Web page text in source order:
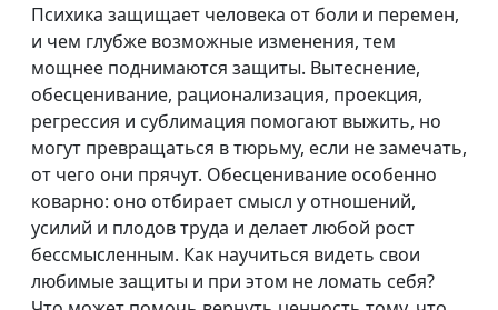
терапевт
Что такое настоящая
близость
Юлия Синицына,
Ирина Полищук,
психолог, телесно-
ориентированный
терапевт
Почему мы боимся быть
слабыми
Мария Мараханова,
Иван Соклаков,
клинический
Психика защищает человека от боли и перемен,
и чем глубже возможные изменения, тем
мощнее поднимаются защиты. Вытеснение,
обесценивание, рационализация, проекция,
регрессия и сублимация помогают выжить, но
могут превращаться в тюрьму, если не замечать,
от чего они прячут. Обесценивание особенно
коварно: оно отбирает смысл у отношений,
усилий и плодов труда и делает любой рост
бессмысленным. Как научиться видеть свои
любимые защиты и при этом не ломать себя?